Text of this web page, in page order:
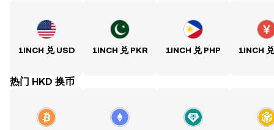
1INCH 兑 USD 1INCH 兑 PKR 1INCH 兑 PHP 1INCH
热门 HKD 换币